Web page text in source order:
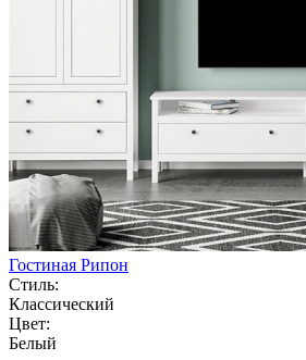
Гостиная Рипон
Стиль:
Классический
Цвет:
Белый